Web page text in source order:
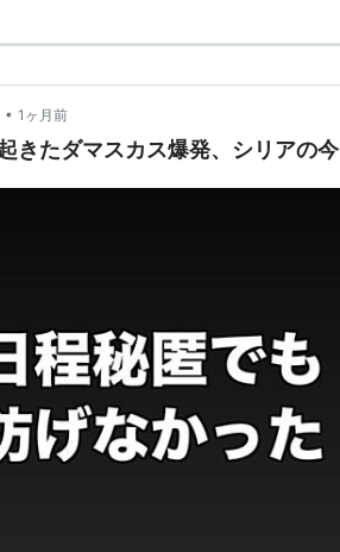
• 1ヶ月前
きたダマスカス爆発、シリアの今